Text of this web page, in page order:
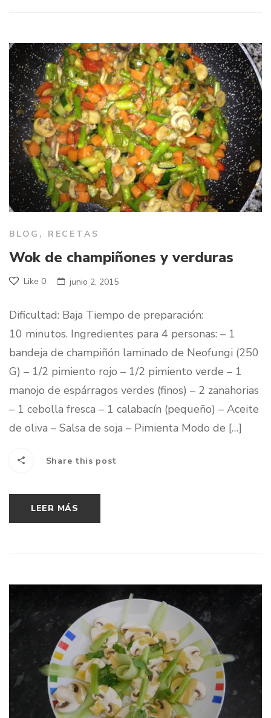
BLOG , RECETAS
Wok de champiñones y verduras
Like 0 junio 2, 2015
Dificultad: Baja Tiempo de preparación:
10 minutos. Ingredientes para 4 personas: – 1
bandeja de champiñón laminado de Neofungi (250
G) – 1/2 pimiento rojo – 1/2 pimiento verde – 1
manojo de espárragos verdes (finos) – 2 zanahorias
– 1 cebolla fresca – 1 calabacín (pequeño) – Aceite
de oliva – Salsa de soja – Pimienta Modo de […]
LEER MÁS
Share this post